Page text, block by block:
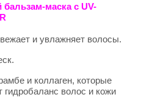
маска с UV-
и увлажняет волосы.
и коллаген, которые
волос и кожи